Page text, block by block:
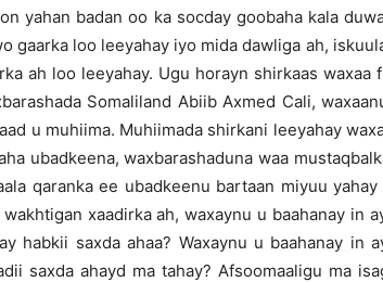
yahan badan oo ka socday goobaha kala
gaarka loo leeyahay iyo mida dawliga ah,
ah loo leeyahay. Ugu horayn shirkaas
Somaliland Abiib Axmed Cali,
u muhiima. Muhiimada shirkani leeyahay
ubadkeena, waxbarashaduna waa
qaranka ee ubadkeenu bartaan miyuu
wakhtigan xaadirka ah, waxaynu u baahanay in
habkii saxda ahaa? Waxaynu u baahanay in
saxda ahayd ma tahay? Afsoomaaligu ma